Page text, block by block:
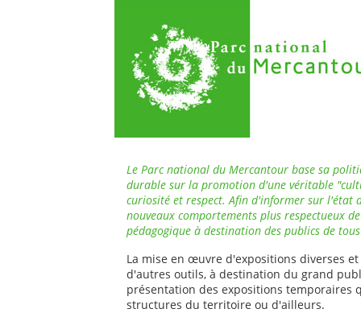
Le Parc national du Mercantour base sa
durable sur la promotion d'une véritable
curiosité et respect. Afin d'informer sur l'état
nouveaux comportements plus respectueux
pédagogique à destination des publics de
La mise en œuvre d'expositions diverses
d'autres outils, à destination du grand
présentation des expositions temporaires
structures du territoire ou d'ailleurs.